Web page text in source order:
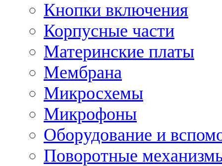
Кнопки включения
Корпусные части
Материнские платы
Мембрана
Микросхемы
Микрофоны
Оборудование и
Поворотные